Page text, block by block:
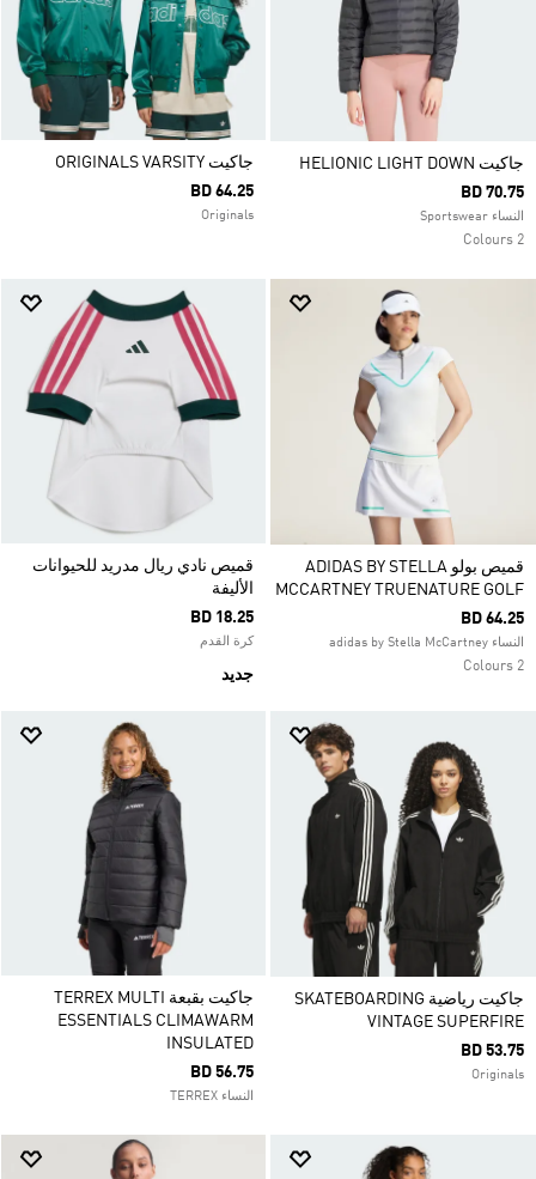
جاكيت HELIONIC LIGHT DOWN
BD 70.75
النساء Sportswear
2 Colours
جاكيت ORIGINALS VARSITY
BD 64.25
Originals
قميص بولو ADIDAS BY STELLA
MCCARTNEY TRUENATURE GOLF
BD 64.25
النساء adidas by Stella McCartney
2 Colours
قميص نادي ريال مدريد للحيوانات
الأليفة
BD 18.25
كرة القدم
جديد
جاكيت رياضية SKATEBOARDING
VINTAGE SUPERFIRE
BD 53.75
Originals
جاكيت بقبعة TERREX MULTI
ESSENTIALS CLIMAWARM
INSULATED
BD 56.75
النساء TERREX